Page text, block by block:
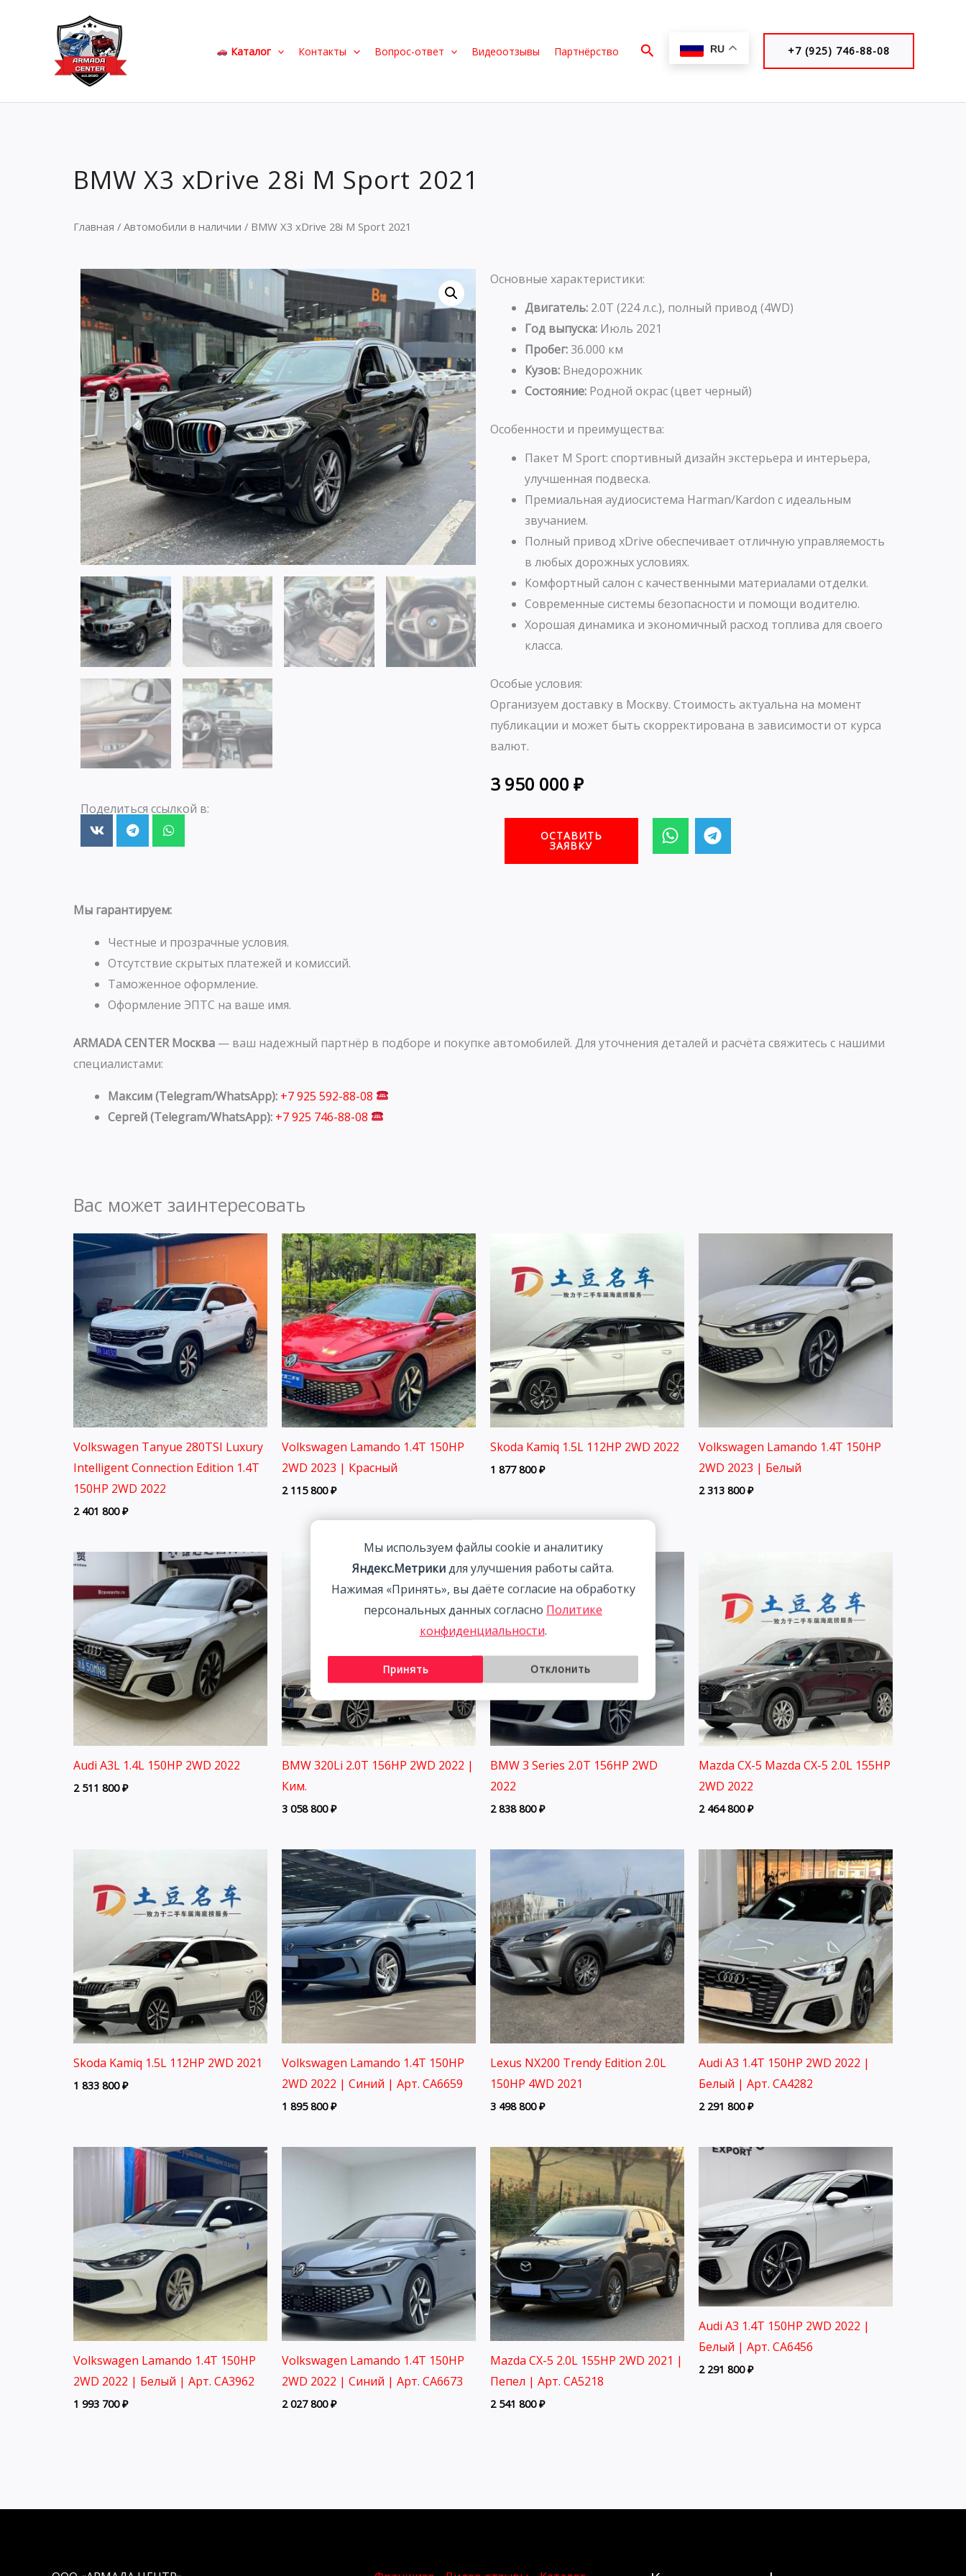
содержимому
Каталог Контакты Вопрос-ответ Видеоотзывы Партнёрство Поиск RU +7 (925) 746-88-08
BMW X3 xDrive 28i M Sport 2021
Главная / Автомобили в наличии / BMW X3 xDrive 28i M Sport 2021
Поделиться ссылкой в:
Основные характеристики:
Двигатель: 2.0T (224 л.с.), полный привод (4WD)
Год выпуска: Июль 2021
Пробег:36.000 км
Кузов: Внедорожник
Состояние: Родной окрас (цвет черный)
Особенности и преимущества:
Пакет M Sport: спортивный дизайн экстерьера и интерьера,
улучшенная подвеска.
Премиальная аудиосистема Harman/Kardon с идеальным
звучанием.
Полный привод xDrive обеспечивает отличную управляемость
в любых дорожных условиях.
Комфортный салон с качественными материалами отделки.
Современные системы безопасности и помощи водителю.
Хорошая динамика и экономичный расход топлива для своего
класса.
Особые условия:
Организуем доставку в Москву. Стоимость актуальна на момент
публикации и может быть скорректирована в зависимости от курса
валют.
3 950 000 ₽
ОСТАВИТЬ
ЗАЯВКУ
W
h
a
T
e
l
Мы гарантируем:
Честные и прозрачные условия.
Отсутствие скрытых платежей и комиссий.
Таможенное оформление.
Оформление ЭПТС на ваше имя.
ARMADA CENTER Москва — ваш надежный партнёр в подборе и покупке автомобилей. Для уточнения деталей и расчёта свяжитесь с нашими
специалистами:
Максим (Telegram/WhatsApp): +7 925 592-88-08
Сергей (Telegram/WhatsApp): +7 925 746-88-08
Вас может заинтересовать
Volkswagen Tanyue 280TSI Luxury
Intelligent Connection Edition 1.4T
150HP 2WD 2022
2 401 800₽
Volkswagen Lamando 1.4T 150HP
2WD 2023 | Красный
2 115 800₽
Skoda Kamiq 1.5L 112HP 2WD 2022
1 877 800₽
Volkswagen Lamando 1.4T 150HP
2WD 2023 | Белый
2 313 800₽
Audi A3L 1.4L 150HP 2WD 2022
2 511 800₽
BMW 320Li 2.0T 156HP 2WD 2022 |
Ким.
3 058 800₽
BMW 3 Series 2.0T 156HP 2WD
2022
2 838 800₽
Mazda CX-5 Mazda CX-5 2.0L 155HP
2WD 2022
2 464 800₽
Skoda Kamiq 1.5L 112HP 2WD 2021
1 833 800₽
Volkswagen Lamando 1.4T 150HP
2WD 2022 | Синий | Арт. CA6659
1 895 800₽
Lexus NX200 Trendy Edition 2.0L
150HP 4WD 2021
3 498 800₽
Audi A3 1.4T 150HP 2WD 2022 |
Белый | Арт. CA4282
2 291 800₽
Volkswagen Lamando 1.4T 150HP
2WD 2022 | Белый | Арт. CA3962
1 993 700₽
Volkswagen Lamando 1.4T 150HP
2WD 2022 | Синий | Арт. CA6673
2 027 800₽
Mazda CX-5 2.0L 155HP 2WD 2021 |
Пепел | Арт. CA5218
2 541 800₽
Audi A3 1.4T 150HP 2WD 2022 |
Белый | Арт. CA6456
2 291 800₽
Мы используем файлы cookie и аналитику
Яндекс.Метрикидля улучшения работы сайта.
Нажимая «Принять», вы даёте согласие на обработку
персональных данных согласно Политике
конфиденциальности.
Принять Отклонить